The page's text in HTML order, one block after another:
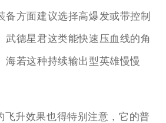
备方面建议选择高爆发或带控制
武德星君这类能快速压血线的角
海若这种持续输出型英雄慢慢
飞升效果也得特别注意，它的普